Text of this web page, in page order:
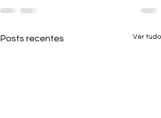
Posts recentes Ver tudo